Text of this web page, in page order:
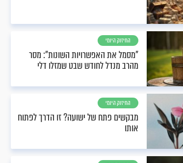
החיזוק היומי
"מסמל את האפשרויות השונות": מסר
מהרב מנדל לחודש שבט שמזלו דלי
החיזוק היומי
מבקשים פתח של ישועה? זו הדרך לפתוח
אותו